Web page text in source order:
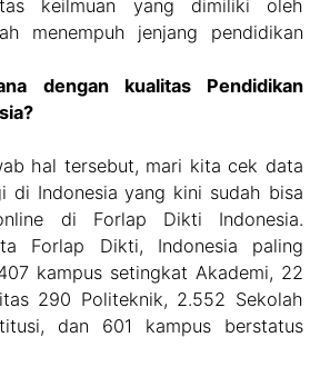
keilmuan yang dimiliki oleh
menempuh jenjang pendidikan
dengan kualitas Pendidikan
hal tersebut, mari kita cek data
di Indonesia yang kini sudah bisa
di Forlap Dikti Indonesia.
Forlap Dikti, Indonesia paling
kampus setingkat Akademi, 22
290 Politeknik, 2.552 Sekolah
dan 601 kampus berstatus